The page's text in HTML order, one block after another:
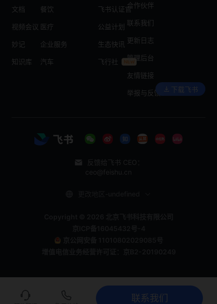
文档
视频会议
妙记
知识库
餐饮
医疗
企业服务
汽车
飞书认证官
公益计划
生态快讯
飞行社
合作伙伴
联系我们
更新日志
管理后台
友情链接
举报与反馈 下载飞书
反馈给飞书 CEO：
ceo@feishu.cn
联系我们